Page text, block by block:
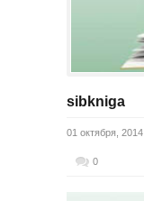
sibkniga
01 октября, 2014
0